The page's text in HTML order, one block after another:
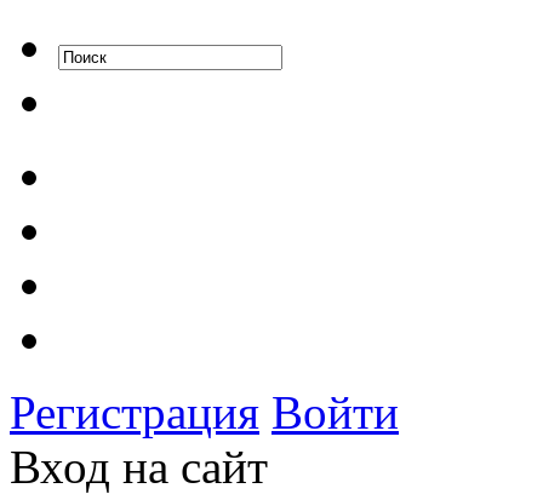
Регистрация Войти
Вход на сайт